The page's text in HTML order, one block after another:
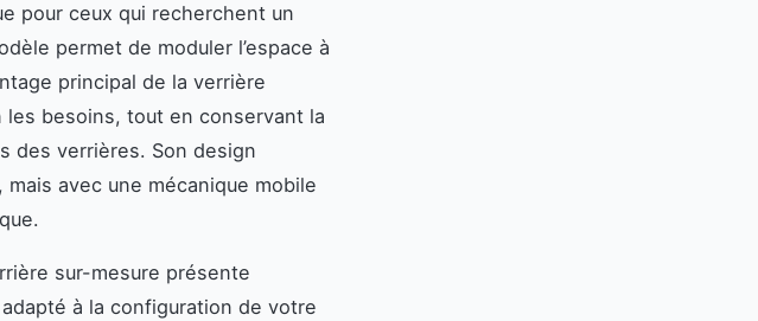
pour ceux qui recherchent un
permet de moduler l’espace à
principal de la verrière
les besoins, tout en conservant la
des verrières. Son design
avec une mécanique mobile
sur-mesure présente
à la configuration de votre